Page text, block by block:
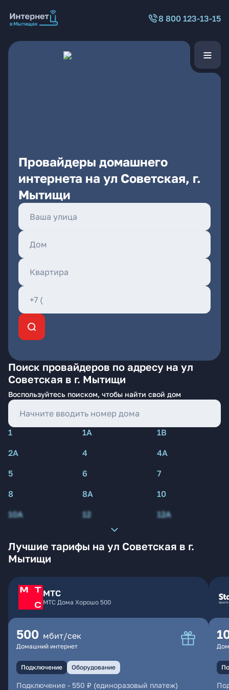
8 800 123-13-15
Провайдеры домашнего
интернета на ул Советская, г.
Мытищи
Поиск провайдеров по адресу на ул
Советская в г. Мытищи
Воспользуйтесь поиском, чтобы найти свой дом
1 1А
1В
2А
4
4А
5
6
7
8
8А
10
10А
12 12А
Лучшие тарифы на ул Советская в г.
Мытищи
МТС
МТС Дома Хорошо 500
500 мбит/сек
Домашний интернет
Подключение Оборудование
Подключение - 550 ₽ (единоразовый платеж)